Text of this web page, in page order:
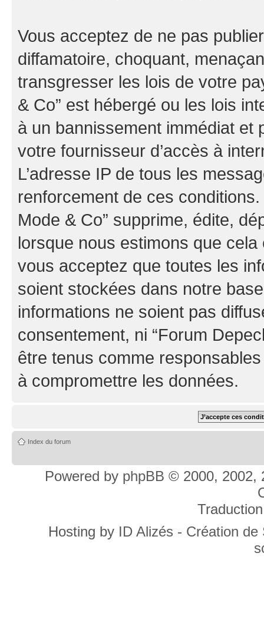
Vous acceptez de ne pas
diffamatoire, choquant,
transgresser les lois de votre
& Co” est hébergé ou les lois
à un bannissement immédiat et
votre fournisseur d’accès à
L’adresse IP de tous les
renforcement de ces
Mode & Co” supprime, édite,
lorsque nous estimons que cela
vous acceptez que toutes les
soient stockées dans notre
informations ne soient pas
consentement, ni “Forum
être tenus comme
à compromettre les données.
Index du forum
Powered by phpBB © 2000, 2002,
Hosting by ID Alizés - Création